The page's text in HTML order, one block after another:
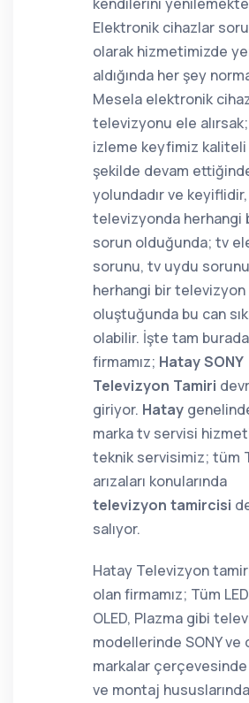
Elektronik cihazlar
olarak hizmetimizde
aldığında her şey
Mesela elektronik
televizyonu ele
izleme keyfimiz kaliteli
şekilde devam
yolundadır ve
televizyonda herhangi
sorun olduğunda; tv
sorunu, tv uydu
herhangi bir televizyon
oluştuğunda bu can
olabilir. İşte tam burada
firmamız; Hatay SONY
Televizyon Tamiri
giriyor. Hatay
marka tv servisi
teknik servisimiz; tüm
arızaları konularında
televizyon tamircisi
salıyor.
Hatay Televizyon
olan firmamız; Tüm
OLED, Plazma gibi
modellerinde SONY ve
markalar
ve montaj